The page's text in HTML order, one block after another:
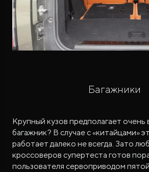
Багажники
Крупный кузов предполагает
багажник? В случае с «китайцами»
работает далеко не всегда. Зато
кроссоверов супертеста готов
пользователя сервоприводом